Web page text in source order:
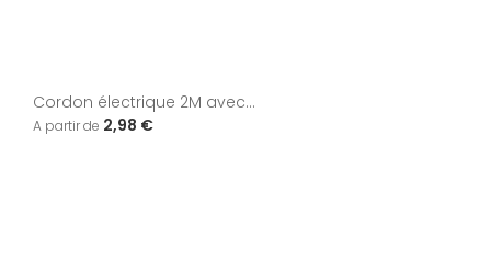
Cordon électrique 2M avec...
2,98 €